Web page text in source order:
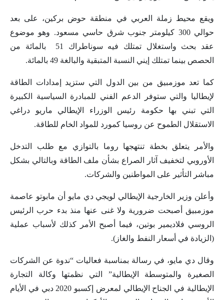
ويقع محيط زملة العربي في منطقة حوض بركين، على بعد
حوالي 300 كيلومتر جنوب شرق حاسي مسعود. وهو موضوع
عقد بحث واستغلال تمتلك فيه سوناطراك 51 بالمائة من
الحصص بينما تمتلك إيني النسبة المتبقية والبالغة 49 بالمائة.
كما تعد موزمبيق من بين الدول التي ستزيد إمدادات الطاقة
لإيطاليا والتي ستوفر الدعم الفني للمبادرة السياسية الكبيرة
التي تبني بها حكومة رئيس الوزراء الإيطالي ماريو دراغي
الاستقلال الطموح عن روسيا كمورد للمواد الخام للطاقة.
والأمر يتعلق بخطة تنتهجها روما بالتوازي مع طلب التدخل
الأوروبي لتخفيف آثار الصراع بشأن ملف الطاقة وبالتالي بشكل
مباشر التأثير على المواطنين والشركات.
وأعلن وزير الخارجية الإيطالي لويجي دي مايو أن مابوتو عاصمة
موزمبيق أصبحت ضرورية ولا غنى عنها منذ بدء حرب الرئيس
الروسي فلاديمير بوتين، فيما أصبح الأمر كذلك لأسباب عملية
(الزيادة في أسعار النفط والغاز).
وقال دي مايو، في رسالة بمناسبة فعاليات “ندوة عن الشركات
الصغيرة والمتوسطة الإيطالية” التي نظمتها وكالة التجارة
الإيطالية في الجناح الإيطالي لمعرض إكسبو 2020 دبي في الأيام